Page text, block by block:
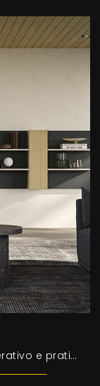
Se desideri completare un living operativo e pratico dalle linee moderne, ti presentiamo la parete attrezzata Night & Day L114 Colombini Casa.